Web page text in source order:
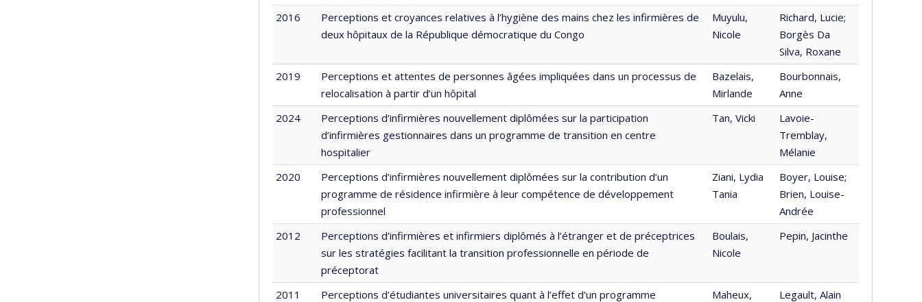
2016
Perceptions et croyances relatives à l’hygiène des mains chez les infirmières de
deux hôpitaux de la République démocratique du Congo
Muyulu,
Nicole
Richard, Lucie;
Borgès Da
Silva, Roxane
2019
Perceptions et attentes de personnes âgées impliquées dans un processus de
relocalisation à partir d’un hôpital
Bazelais,
Mirlande
Bourbonnais,
Anne
2024
Perceptions d’infirmières nouvellement diplômées sur la participation
d’infirmières gestionnaires dans un programme de transition en centre
hospitalier
Tan, Vicki
Lavoie-
Tremblay,
Mélanie
2020
Perceptions d’infirmières nouvellement diplômées sur la contribution d’un
programme de résidence infirmière à leur compétence de développement
professionnel
Ziani, Lydia
Tania
Boyer, Louise;
Brien, Louise-
Andrée
2012
Perceptions d’infirmières et infirmiers diplômés à l’étranger et de préceptrices
sur les stratégies facilitant la transition professionnelle en période de
préceptorat
Boulais,
Nicole
Pepin, Jacinthe
2011
Perceptions d’étudiantes universitaires quant à l’effet d’un programme
Maheux,
Legault, Alain